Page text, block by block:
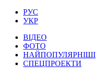
РУС
УКР
ВІДЕО
ФОТО
НАЙПОПУЛЯРНІШІ
СПЕЦПРОЕКТИ